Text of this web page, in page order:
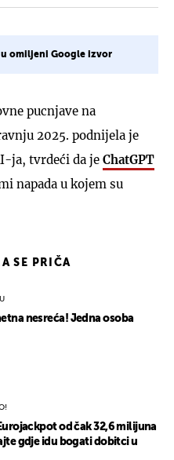
u omiljeni Google izvor
pucnjave na
2025. podnijela je
ja, tvrdeći da je ChatGPT
napada u kojem su
SE PRIČA
nesreća! Jedna osoba
od čak 32,6 milijuna
gdje idu bogati dobitci u